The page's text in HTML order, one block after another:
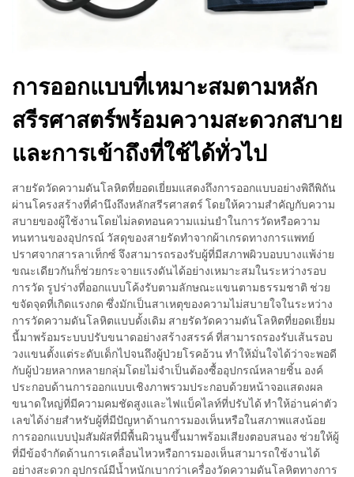
การออกแบบที่เหมาะสมตามหลัก
สรีรศาสตร์พร้อมความสะดวกสบาย
และการเข้าถึงที่ใช้ได้ทั่วไป
สายรัดวัดความดันโลหิตที่ยอดเยี่ยมแสดงถึงการออกแบบอย่างพิถีพิถัน
ผ่านโครงสร้างที่คำนึงถึงหลักสรีรศาสตร์ โดยให้ความสำคัญกับความ
สบายของผู้ใช้งานโดยไม่ลดทอนความแม่นยำในการวัดหรือความ
ทนทานของอุปกรณ์ วัสดุของสายรัดทำจากผ้าเกรดทางการแพทย์
ปราศจากสารลาเท็กซ์ จึงสามารถรองรับผู้ที่มีสภาพผิวบอบบางแพ้ง่าย
ขณะเดียวกันก็ช่วยกระจายแรงดันได้อย่างเหมาะสมในระหว่างรอบ
การวัด รูปร่างที่ออกแบบโค้งรับตามลักษณะแขนตามธรรมชาติ ช่วย
ขจัดจุดที่เกิดแรงกด ซึ่งมักเป็นสาเหตุของความไม่สบายใจในระหว่าง
การวัดความดันโลหิตแบบดั้งเดิม สายรัดวัดความดันโลหิตที่ยอดเยี่ยม
นี้มาพร้อมระบบปรับขนาดอย่างสร้างสรรค์ ที่สามารถรองรับเส้นรอบ
วงแขนตั้งแต่ระดับเด็กไปจนถึงผู้ป่วยโรคอ้วน ทำให้มั่นใจได้ว่าจะพอดี
กับผู้ป่วยหลากหลายกลุ่มโดยไม่จำเป็นต้องซื้ออุปกรณ์หลายชิ้น องค์
ประกอบด้านการออกแบบเชิงภาพรวมประกอบด้วยหน้าจอแสดงผล
ขนาดใหญ่ที่มีความคมชัดสูงและไฟแบ็คไลท์ที่ปรับได้ ทำให้อ่านค่าตัว
เลขได้ง่ายสำหรับผู้ที่มีปัญหาด้านการมองเห็นหรือในสภาพแสงน้อย
การออกแบบปุ่มสัมผัสที่มีพื้นผิวนูนขึ้นมาพร้อมเสียงตอบสนอง ช่วยให้ผู้
ที่มีข้อจำกัดด้านการเคลื่อนไหวหรือการมองเห็นสามารถใช้งานได้
อย่างสะดวก อุปกรณ์มีน้ำหนักเบากว่าเครื่องวัดความดันโลหิตทางการ